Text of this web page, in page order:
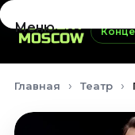
Меню
Сентябрь 2026
Главная Театр